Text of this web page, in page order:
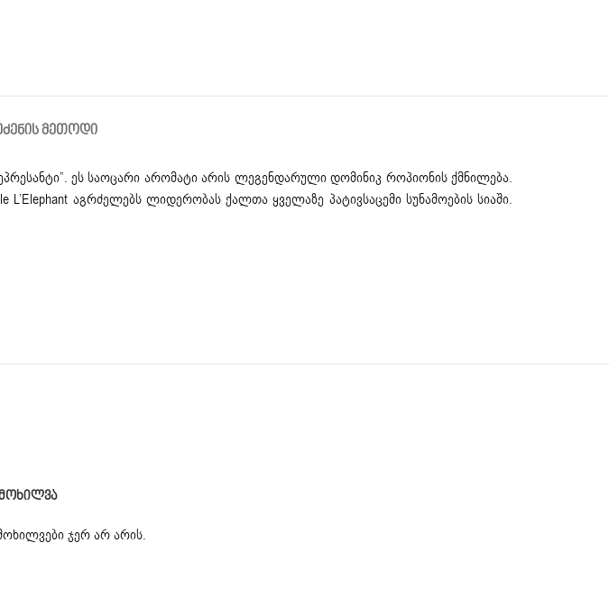
ᲛᲔᲗᲝᲓᲘ
ეს საოცარი არომატი არის ლეგენდარული დომინიკ როპიონის ქმნილება.
აგრძელებს ლიდერობას ქალთა ყველაზე პატივსაცემი სუნამოების სიაში.
ჯერ არ არის.